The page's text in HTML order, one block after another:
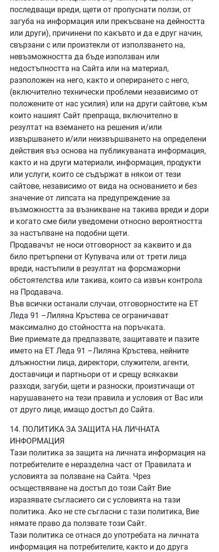
последващи вреди, щети от пропуснати ползи, от
загуба на информация или прекъсване на дейността
или други), причинени по какъвто и да е друг начин,
свързани с или произтекли от използването на,
невъзможността да бъде използван или
недостъпността на Сайта или на материал,
разположен на него, както и оперирането с него,
(включително технически проблеми независимо от
положените от нас усилия) или на други сайтове, към
които нашият Сайт препраща, включително в
резултат на вземането на решения и/или
извършването и/или неизвършването на определени
действия въз основа на публикуваната информация,
както и на други материали, информация, продукти
или услуги, които се съдържат в някои от тези
сайтове, независимо от вида на основанието и без
значение от липсата на предупреждение за
възможността за възникване на такива вреди и дори
и когато сме били уведомени относно вероятността
за настъпване на подобни щети.
Продавачът не носи отговорност за каквито и да
било претърпени от Купувача или от трети лица
вреди, настъпили в резултат на форсмажорни
обстоятелства или такива, които са извън контрола
на Продавача.
Във всички останали случаи, отговорностите на ЕТ
Леда 91 –Лиляна Кръстева се ограничават
максимално до стойността на поръчката.
Вие приемате да предпазвате, защитавате и пазите
името на ЕТ Леда 91 –Лиляна Кръстева, нейните
длъжностни лица, директори, служители, агенти,
доставчици и партньори от и срещу всякакви
разходи, загуби, щети и разноски, произтичащи от
нарушаването на тези правила и условия от Вас или
от друго лице, имащо достъп до Сайта.
14. ПОЛИТИКА ЗА ЗАЩИТА НА ЛИЧНАТА
ИНФОРМАЦИЯ
Тази политика за защита на личната информация на
потребителите е неразделна част от Правилата и
условията за ползване на Сайта. Чрез
осъществяване на достъп до този Сайт Вие
изразявате съгласието си с условията на тази
политика. Ако не сте съгласни с тази политика, Вие
нямате право да ползвате този Сайт.
Тази политика се отнася до употребата на личната
информация на потребителите, както и до друга